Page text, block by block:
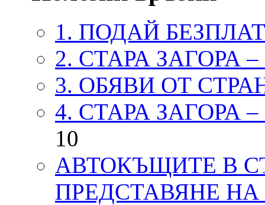
1. ПОДАЙ
2. СТАРА ЗАГОРА
3. ОБЯВИ ОТ
4. СТАРА ЗАГОРА
10
АВТОКЪЩИТЕ В
ПРЕДСТАВЯНЕ